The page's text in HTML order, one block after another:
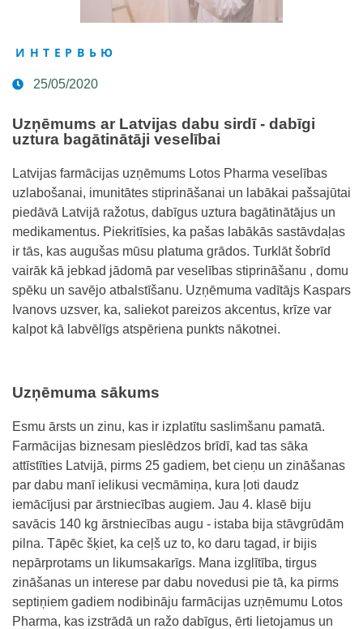
ИНТЕРВЬЮ
25/05/2020
Uzņēmums ar Latvijas dabu sirdī - dabīgi
uztura bagātinātāji veselībai
Latvijas farmācijas uzņēmums Lotos Pharma veselības
uzlabošanai, imunitātes stiprināšanai un labākai pašsajūtai
piedāvā Latvijā ražotus, dabīgus uztura bagātinātājus un
medikamentus. Piekritīsies, ka pašas labākās sastāvdaļas
ir tās, kas augušas mūsu platuma grādos. Turklāt šobrīd
vairāk kā jebkad jādomā par veselības stiprināšanu , domu
spēku un savējo atbalstīšanu. Uzņēmuma vadītājs Kaspars
Ivanovs uzsver, ka, saliekot pareizos akcentus, krīze var
kalpot kā labvēlīgs atspēriena punkts nākotnei.
Uzņēmuma sākums
Esmu ārsts un zinu, kas ir izplatītu saslimšanu pamatā.
Farmācijas biznesam pieslēdzos brīdī, kad tas sāka
attīstīties Latvijā, pirms 25 gadiem, bet cieņu un zināšanas
par dabu manī ielikusi vecmāmiņa, kura ļoti daudz
iemācījusi par ārstniecības augiem. Jau 4. klasē biju
savācis 140 kg ārstniecības augu - istaba bija stāvgrūdām
pilna. Tāpēc šķiet, ka ceļš uz to, ko daru tagad, ir bijis
nepārprotams un likumsakarīgs. Mana izglītība, tirgus
zināšanas un interese par dabu novedusi pie tā, ka pirms
septiņiem gadiem nodibināju farmācijas uzņēmumu Lotos
Pharma, kas izstrādā un ražo dabīgus, ērti lietojamus un